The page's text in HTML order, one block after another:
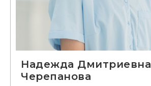
Надежда Дмитриевна
Черепанова